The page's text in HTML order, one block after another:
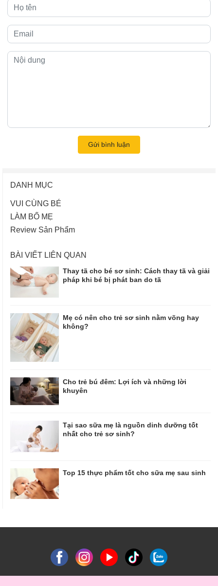
Gửi bình luận
DANH MỤC
VUI CÙNG BÉ
LÀM BỐ MẸ
Review Sản Phẩm
BÀI VIẾT LIÊN QUAN
Thay tã cho bé sơ sinh: Cách thay tã và giải
pháp khi bé bị phát ban do tã
Mẹ có nên cho trẻ sơ sinh nằm võng hay
không?
Cho trẻ bú đêm: Lợi ích và những lời
khuyên
Tại sao sữa mẹ là nguồn dinh dưỡng tốt
nhất cho trẻ sơ sinh?
Top 15 thực phẩm tốt cho sữa mẹ sau sinh